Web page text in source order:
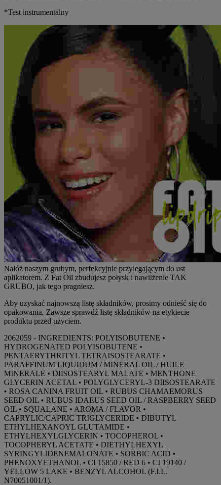
*Test instrumentalny
Nałóż naszym grubym, perfekcyjnie przylegającym do ust
aplikatorem. Z Fat Oil zbudujesz połysk i nawilżenie TAK
GRUBO, jak tego pragniesz.
Aby uzyskać najnowszą listę składników, prosimy odnieść się do
opakowania. Zawsze sprawdź listę składników na etykiecie
produktu przed użyciem.
2062059 - INGREDIENTS: POLYISOBUTENE •
HYDROGENATED POLYISOBUTENE •
PENTAERYTHRITYL TETRAISOSTEARATE •
PARAFFINUM LIQUIDUM / MINERAL OIL / HUILE
MINERALE • DIISOSTEARYL MALATE • MENTHONE
GLYCERIN ACETAL • POLYGLYCERYL-3 DIISOSTEARATE
• ROSA CANINA FRUIT OIL • RUBUS CHAMAEMORUS
SEED OIL • RUBUS IDAEUS SEED OIL / RASPBERRY SEED
OIL • SQUALANE • AROMA / FLAVOR •
CAPRYLIC/CAPRIC TRIGLYCERIDE • DIBUTYL
ETHYLHEXANOYL GLUTAMIDE •
ETHYLHEXYLGLYCERIN • TOCOPHEROL •
TOCOPHERYL ACETATE • DIETHYLHEXYL
SYRINGYLIDENEMALONATE • SORBIC ACID •
PHENOXYETHANOL • CI 15850 / RED 6 • CI 19140 /
YELLOW 5 LAKE • BENZYL ALCOHOL (F.I.L.
N70051001/1).